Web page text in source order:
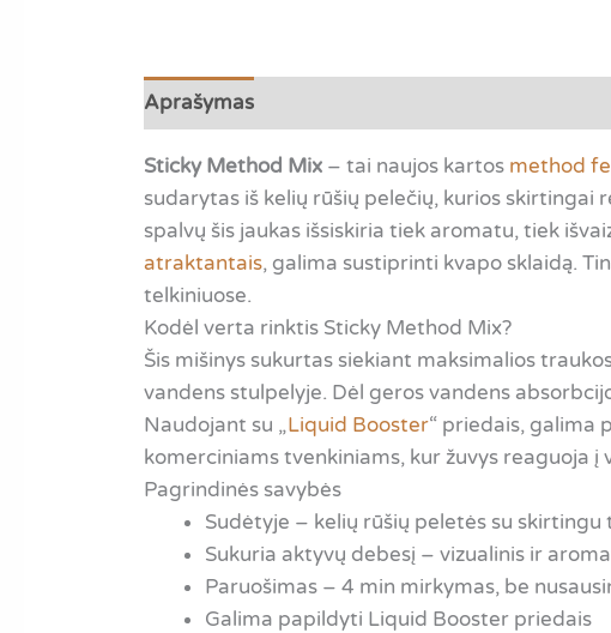
Aprašymas
Sticky Method Mix – tai naujos kartos method
sudarytas iš kelių rūšių pelečių, kurios skirtingai
spalvų šis jaukas išsiskiria tiek aromatu, tiek
atraktantais, galima sustiprinti kvapo sklaidą.
telkiniuose.
Kodėl verta rinktis Sticky Method Mix?
Šis mišinys sukurtas siekiant maksimalios
vandens stulpelyje. Dėl geros vandens
Naudojant su „Liquid Booster“ priedais, galima
komerciniams tvenkiniams, kur žuvys reaguoja į
Pagrindinės savybės
Sudėtyje – kelių rūšių peletės su skirtingu
Sukuria aktyvų debesį – vizualinis ir
Paruošimas – 4 min mirkymas, be
Galima papildyti Liquid Booster priedais